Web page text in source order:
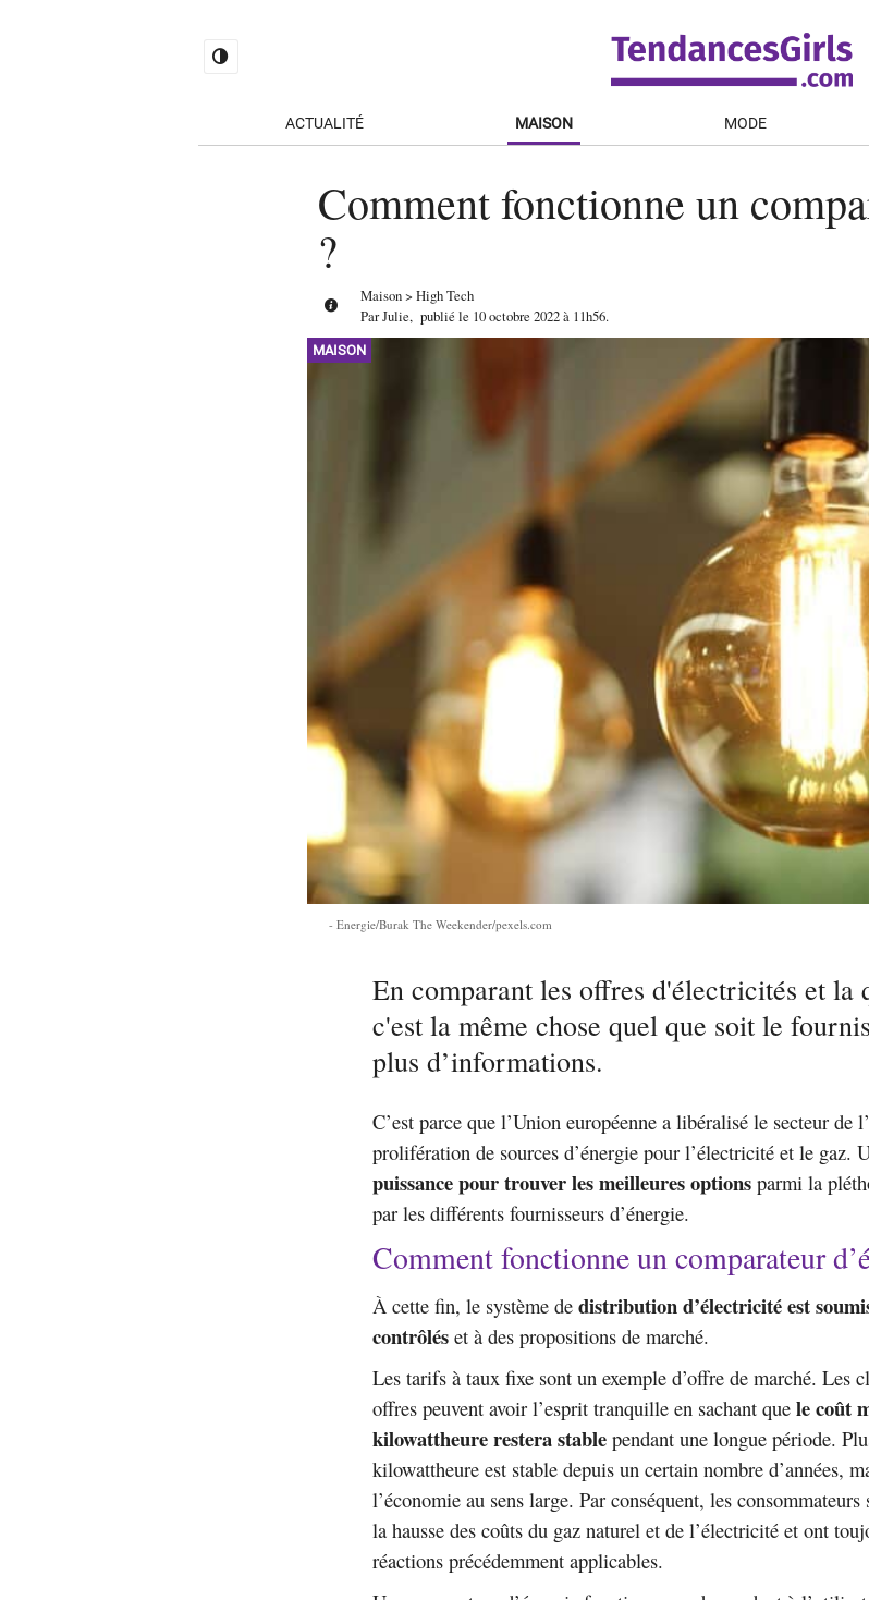
ACTUALITÉ MAISON MODE
Comment fonctionne un
?
Maison> High Tech
ParJulie, publié le 10 octobre 2022à 11h56.
MAISON
Energie/Burak The Weekender/pexels.com
En comparant les offres d'électricités et la
c'est la même chose quel que soit le
plus d’informations.
C’est parce que l’Union européenne a libéralisé le secteur de
prolifération de sources d’énergie pour l’électricité et le gaz.
puissance pour trouver les meilleures options parmi la
par les différents fournisseurs d’énergie.
Comment fonctionne un comparateur
À cette fin, le système de distribution d’électricité est
contrôlés et à des propositions de marché.
Les tarifs à taux fixe sont un exemple d’offre de marché. Les
offres peuvent avoir l’esprit tranquille en sachant que le coût
kilowattheure restera stable pendant une longue période.
kilowattheure est stable depuis un certain nombre d’années,
l’économie au sens large. Par conséquent, les
la hausse des coûts du gaz naturel et de l’électricité et ont
réactions précédemment applicables.